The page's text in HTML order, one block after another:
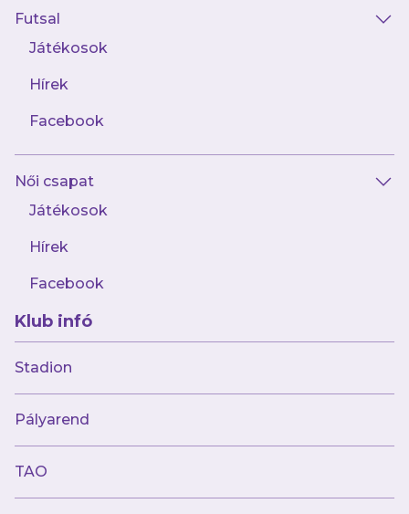
Futsal
Játékosok
Hírek
Facebook
Női csapat
Játékosok
Hírek
Facebook
Klub infó
Stadion
Pályarend
TAO
„A tűzoltókba bele van kódolva a
segíteni akarás”
Múltunk
Jelenünk
Meccseink